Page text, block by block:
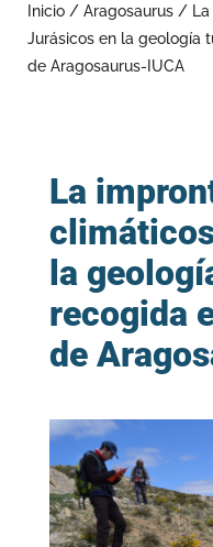
climáticos
Inicio / Aragosaurus /
Jurásicos en la geología
de Aragosaurus-IUCA
La
la
recogida
de